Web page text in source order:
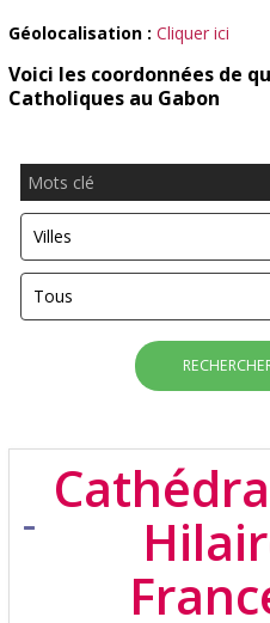
Géolocalisation : Cliquer ici
Voici les coordonnées de
Catholiques au Gabon